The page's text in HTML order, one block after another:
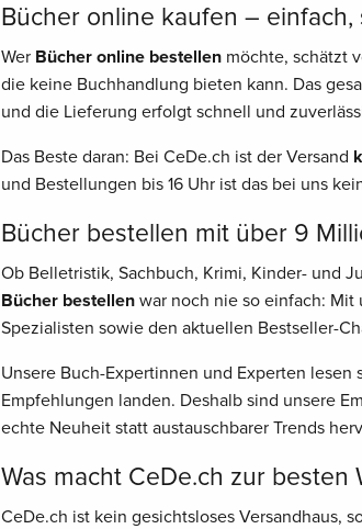
Bücher online kaufen –
Wer Bücher online bestellenmöchte, schätzt
die keine Buchhandlung bieten kann. Das
und die Lieferung erfolgt schnell und
Das Beste daran: Bei CeDe.ch ist der Versand
und Bestellungen bis 16 Uhr ist das bei uns
Bücher bestellen mit über 9
Ob Belletristik, Sachbuch, Krimi, Kinder- und
Bücher bestellenwar noch nie so einfach: Mit
Spezialisten sowie den aktuellen Bestseller-
Unsere Buch-Expertinnen und Experten
Empfehlungen landen. Deshalb sind unsere
echte Neuheit statt austauschbarer Trends
Was macht CeDe.ch zur besten
CeDe.ch ist kein gesichtsloses Versandhaus,